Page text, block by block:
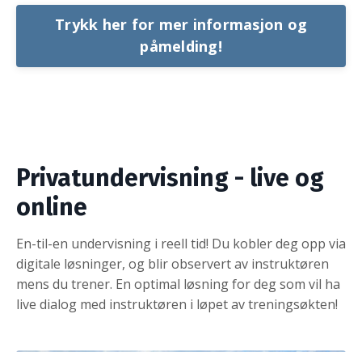
Trykk her for mer informasjon og
påmelding!
Privatundervisning - live og
online
En-til-en undervisning i reell tid! Du kobler deg opp via
digitale løsninger, og blir observert av instruktøren
mens du trener. En optimal løsning for deg som vil ha
live dialog med instruktøren i løpet av treningsøkten!